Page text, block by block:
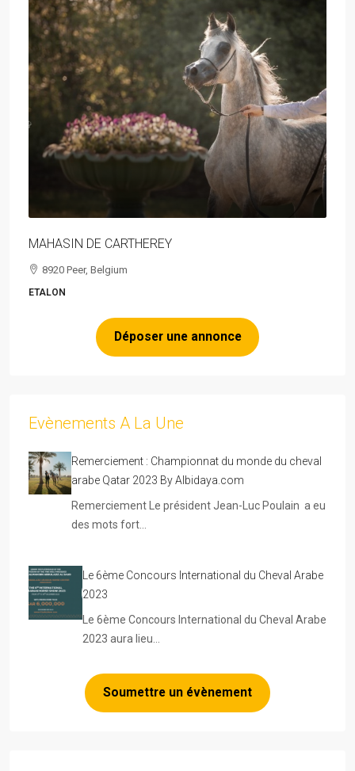
MAHASIN DE CARTHEREY
8920 Peer, Belgium
ETALON
Déposer une annonce
Evènements A La Une
Remerciement : Championnat du monde du cheval
arabe Qatar 2023 By Albidaya.com
Remerciement Le président Jean-Luc Poulain a eu
des mots fort…
Le 6ème Concours International du Cheval Arabe
2023
Le 6ème Concours International du Cheval Arabe
2023 aura lieu…
Soumettre un évènement